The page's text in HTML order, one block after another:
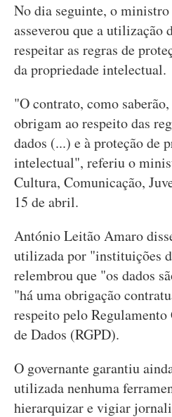
No dia seguinte, o ministro
asseverou que a utilização
respeitar as regras de
da propriedade intelectual.
"O contrato, como
obrigam ao respeito das
dados (...) e à proteção de
intelectual", referiu o
Cultura, Comunicação,
15 de abril.
António Leitão Amaro
utilizada por "instituições
relembrou que "os dados
"há uma obrigação
respeito pelo Regulamento
de Dados (RGPD).
O governante garantiu
utilizada nenhuma
hierarquizar e vigiar